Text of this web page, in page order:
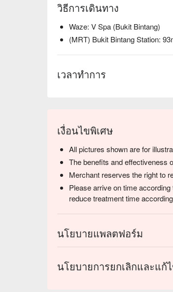
วิธีการเดินทาง
Waze: V Spa (Bukit Bintang)
(MRT) Bukit Bintang Station:
เวลาทำการ
เงื่อนไขพิเศษ
All pictures shown are for
The benefits and effectiveness
Merchant reserves the right to
Please arrive on time
reduce treatment time
นโยบายแพลตฟอร์ม
นโยบายการยกเลิกและแก้